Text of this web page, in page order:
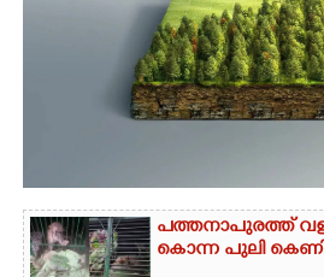
CARTOONS
പത്തനാപുരത്ത്
കൊന്ന പുലി